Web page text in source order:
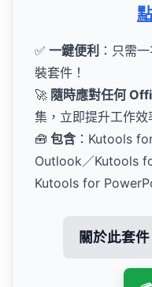
✅ 一鍵便利 ：只需
裝套件！
🚀 隨時應對任何
集，立即提升工作效
🧰 包含：Kutools
Outlook／Kutools
Kutools for
關於此套件